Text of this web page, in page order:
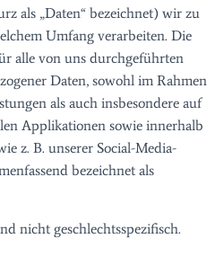
T
E
als „Daten“ bezeichnet) wir zu
Umfang verarbeiten. Die
alle von uns durchgeführten
Daten, sowohl im Rahmen
als auch insbesondere auf
Applikationen sowie innerhalb
z. B. unserer Social-Media-
bezeichnet als
nicht geschlechtsspezifisch.